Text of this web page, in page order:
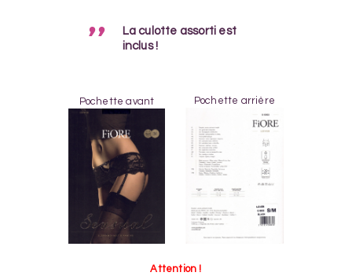
La culotte assorti est
inclus !
Pochette avant Pochette arrière
Attention !